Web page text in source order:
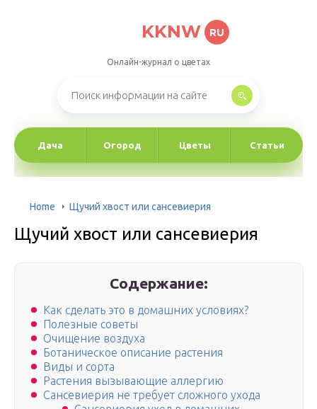
KKNW RU
Онлайн-журнал о цветах
Дача Огород Цветы Статьи
Home Щучий хвост или сансевиерия
Щучий хвост или сансевиерия
Содержание:
Как сделать это в домашних условиях?
Полезные советы
Очищение воздуха
Ботаническое описание растения
Виды и сорта
Растения вызывающие аллергию
Сансевиерия не требует сложного ухода